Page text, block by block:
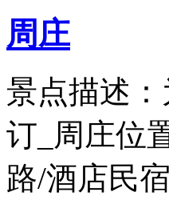
周庄
景点描述
订_周庄位
路/酒店民